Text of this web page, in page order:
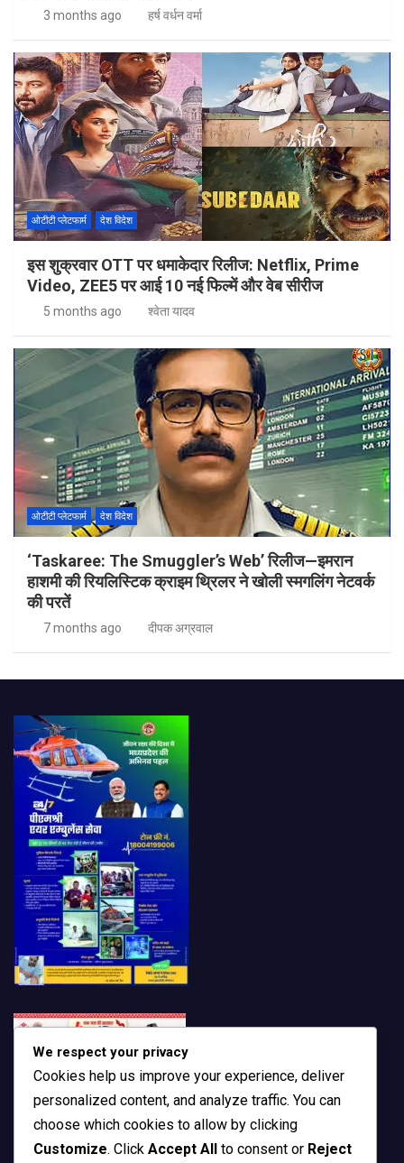
3 months ago हर्ष वर्धन वर्मा
ओटीटी प्लेटफार्म देश विदेश
इस शुक्रवार OTT पर धमाकेदार रिलीज: Netflix, Prime
Video, ZEE5 पर आई 10 नई फिल्में और वेब सीरीज
5 months ago श्वेता यादव
ओटीटी प्लेटफार्म देश विदेश
‘Taskaree: The Smuggler’s Web’ रिलीज—इमरान
हाशमी की रियलिस्टिक क्राइम थ्रिलर ने खोली स्मगलिंग नेटवर्क
की परतें
7 months ago दीपक अग्रवाल
We respect your privacy
Cookies help us improve your experience, deliver
personalized content, and analyze traffic. You can
choose which cookies to allow by clicking
Customize. Click Accept All to consent or Reject